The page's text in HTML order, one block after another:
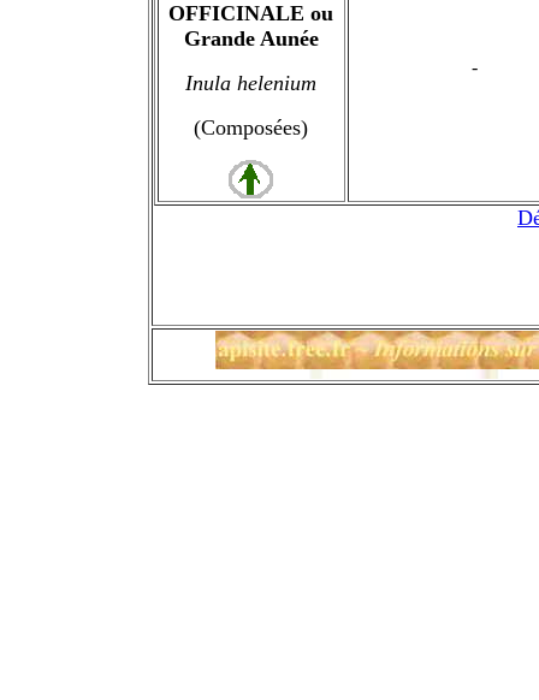
OFFICINALE ou
Grande Aunée
Inula helenium
(Composées)
-